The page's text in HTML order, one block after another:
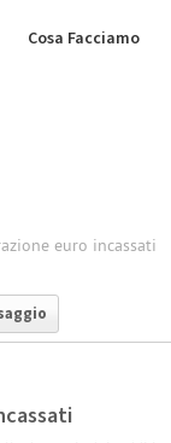
Cosa Facciamo
euro incassati